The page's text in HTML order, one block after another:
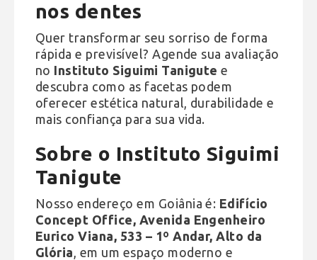
nos dentes
Quer transformar seu sorriso de forma
rápida e previsível? Agende sua avaliação
no Instituto Siguimi Tanigute e
descubra como as facetas podem
oferecer estética natural, durabilidade e
mais confiança para sua vida.
Sobre o Instituto Siguimi
Tanigute
Nosso endereço em Goiânia é: Edifício
Concept Office, Avenida Engenheiro
Eurico Viana, 533 – 1º Andar, Alto da
Glória , em um espaço moderno e